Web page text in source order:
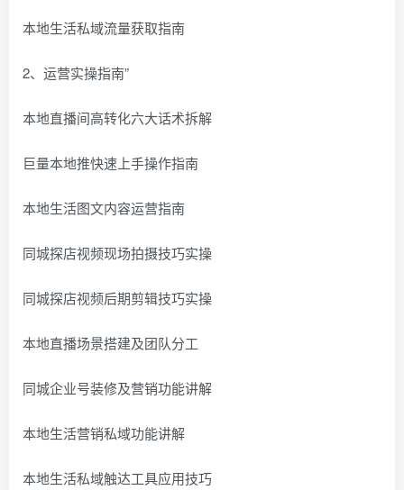
本地生活私域流量获取指南
2、运营实操指南”
本地直播间高转化六大话术拆解
巨量本地推快速上手操作指南
本地生活图文内容运营指南
同城探店视频现场拍摄技巧实操
同城探店视频后期剪辑技巧实操
本地直播场景搭建及团队分工
同城企业号装修及营销功能讲解
本地生活营销私域功能讲解
本地生活私域触达工具应用技巧